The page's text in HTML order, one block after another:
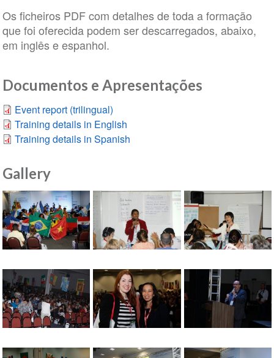
Os ficheiros PDF com detalhes de toda a formação
que foi oferecida podem ser descarregados, abaixo,
em inglês e espanhol.
Documentos e Apresentações
Event report (trilingual)
Training details in English
Training details in Spanish
Gallery